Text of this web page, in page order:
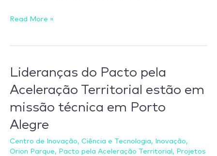
Read More »
Lideranças do Pacto pela
Aceleração Territorial estão em
missão técnica em Porto
Alegre
Centro de Inovação, Ciência e Tecnologia, Inovação,
Orion Parque, Pacto pela Aceleração Territorial , Projetos
Lideranças
Pacto
pela
Aceleração
estão